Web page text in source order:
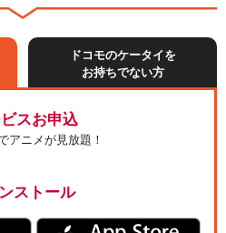
ドコモのケータイを
お持ちでない方
スお申込
アニメが見放題！
ストール